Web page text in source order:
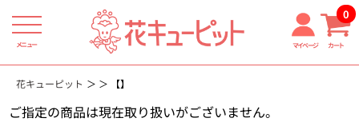
メニュー マイページ カート
0
花キューピット 【】
ご指定の商品は現在取り扱いがございません。